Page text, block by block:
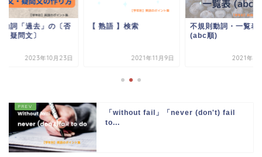
動詞「過去」の〔否
疑問文〕
2023年10月23日
【 熟語 】検索
2021年11月9日
不規則動詞・一覧表
(abc順)
2021年8
「without fail」「never (don't) fail
to...